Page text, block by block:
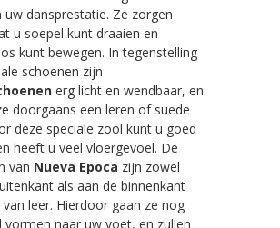
uw dansprestatie. Ze zorgen
u soepel kunt draaien en
kunt bewegen. In tegenstelling
schoenen zijn
erg licht en wendbaar, en
doorgaans een leren of suede
deze speciale zool kunt u goed
heeft u veel vloergevoel. De
van Nueva Epoca zijn zowel
als aan de binnenkant
leer. Hierdoor gaan ze nog
vormen naar uw voet, en zullen